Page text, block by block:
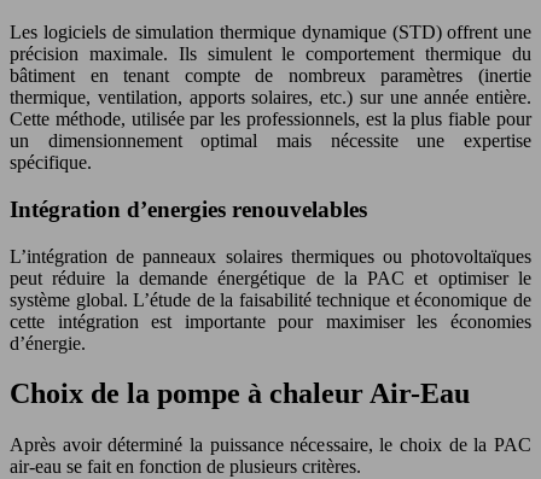
Les logiciels de simulation thermique dynamique (STD) offrent une
précision maximale. Ils simulent le comportement thermique du
bâtiment en tenant compte de nombreux paramètres (inertie
thermique, ventilation, apports solaires, etc.) sur une année entière.
Cette méthode, utilisée par les professionnels, est la plus fiable pour
un dimensionnement optimal mais nécessite une expertise
spécifique.
Intégration d’energies renouvelables
L’intégration de panneaux solaires thermiques ou photovoltaïques
peut réduire la demande énergétique de la PAC et optimiser le
système global. L’étude de la faisabilité technique et économique de
cette intégration est importante pour maximiser les économies
d’énergie.
Choix de la pompe à chaleur Air-Eau
Après avoir déterminé la puissance nécessaire, le choix de la PAC
air-eau se fait en fonction de plusieurs critères.